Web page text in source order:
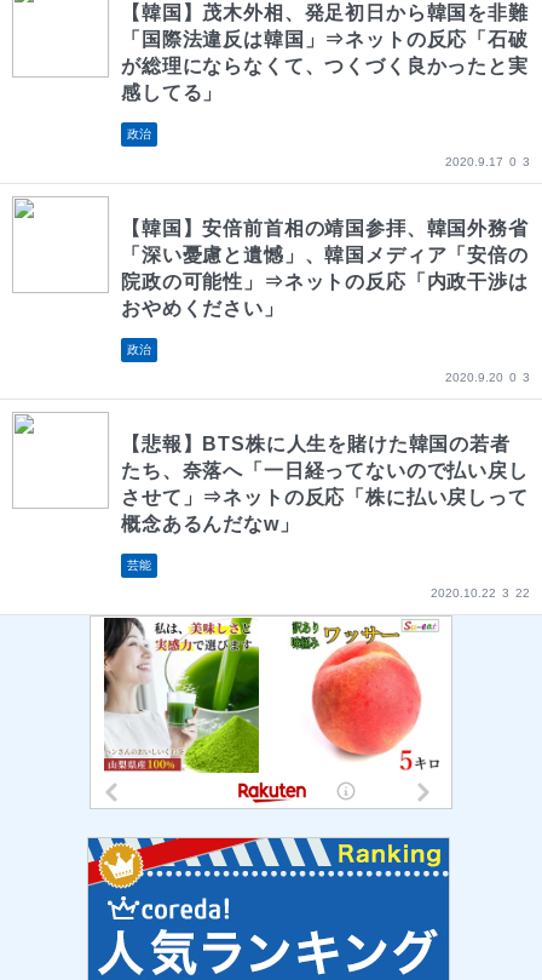
【韓国】茂木外相、発足初日から韓国を非難
「国際法違反は韓国」⇒ネットの反応「石破
が総理にならなくて、つくづく良かったと実
感してる」
政治
2020.9.17 0 3
【韓国】安倍前首相の靖国参拝、韓国外務省
「深い憂慮と遺憾」、韓国メディア「安倍の
院政の可能性」⇒ネットの反応「内政干渉は
おやめください」
政治
2020.9.20 0 3
【悲報】BTS株に人生を賭けた韓国の若者
たち、奈落へ「一日経ってないので払い戻し
させて」⇒ネットの反応「株に払い戻しって
概念あるんだなw」
芸能
2020.10.22 3 22